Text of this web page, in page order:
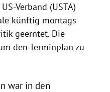
Verband (USTA)
künftig montags
geerntet. Die
den Terminplan zu
war in den